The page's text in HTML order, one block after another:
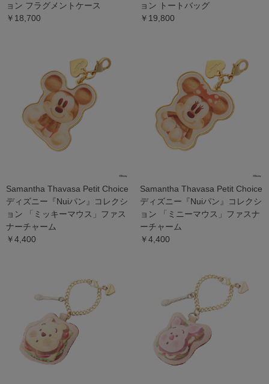
ョン フラグメントケース
￥18,700
ョン トートバッグ
￥19,800
Samantha Thavasa Petit Choice
ディズニー『Nuiパン』コレクシ
ョン 「ミッキーマウス」ファス
ナーチャーム
￥4,400
Samantha Thavasa Petit Choice
ディズニー『Nuiパン』コレクシ
ョン 「ミニーマウス」ファスナ
ーチャーム
￥4,400